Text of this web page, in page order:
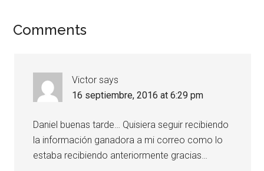
Comments
Victor says
16 septiembre, 2016 at 6:29 pm
Daniel buenas tarde… Quisiera seguir recibiendo
la información ganadora a mi correo como lo
estaba recibiendo anteriormente gracias…